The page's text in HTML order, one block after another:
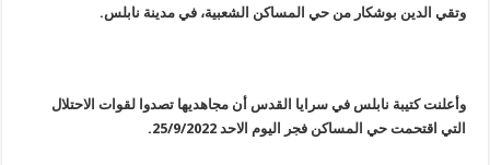
وتقي الدين بوشكار من حي المساكن الشعبية، في مدينة نابلس.
وأعلنت كتيبة نابلس في سرايا القدس أن مجاهديها تصدوا لقوات الاحتلال
التي اقتحمت حي المساكن فجر اليوم الاحد 25/9/2022.